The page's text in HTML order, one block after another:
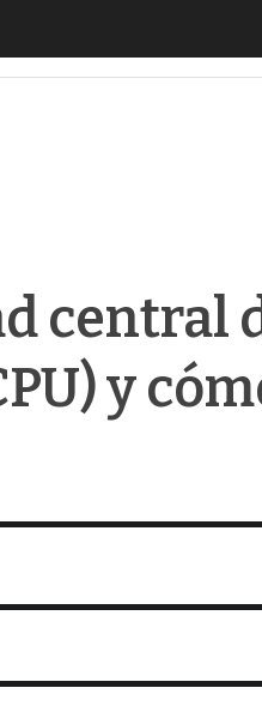
central de
central
y